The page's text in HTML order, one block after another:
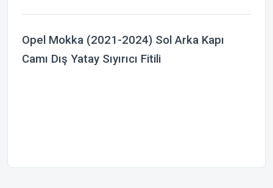
Opel Mokka (2021-2024) Sol Arka Kapı
Camı Dış Yatay Sıyırıcı Fitili